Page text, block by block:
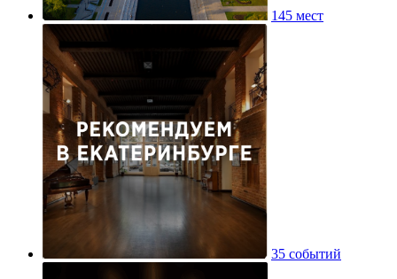
145 мест
35 событий